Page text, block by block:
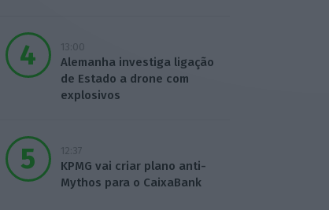
13:00
Alemanha investiga ligação
de Estado a drone com
explosivos
12:37
KPMG vai criar plano anti-
Mythos para o CaixaBank